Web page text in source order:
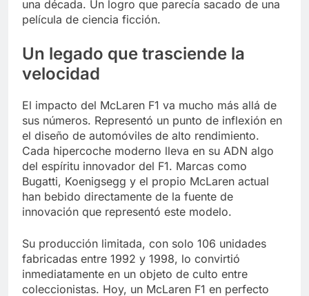
una década. Un logro que parecía sacado de una
película de ciencia ficción.
Un legado que trasciende la
velocidad
El impacto del McLaren F1 va mucho más allá de
sus números. Representó un punto de inflexión en
el diseño de automóviles de alto rendimiento.
Cada hipercoche moderno lleva en su ADN algo
del espíritu innovador del F1. Marcas como
Bugatti, Koenigsegg y el propio McLaren actual
han bebido directamente de la fuente de
innovación que representó este modelo.
Su producción limitada, con solo 106 unidades
fabricadas entre 1992 y 1998, lo convirtió
inmediatamente en un objeto de culto entre
coleccionistas. Hoy, un McLaren F1 en perfecto